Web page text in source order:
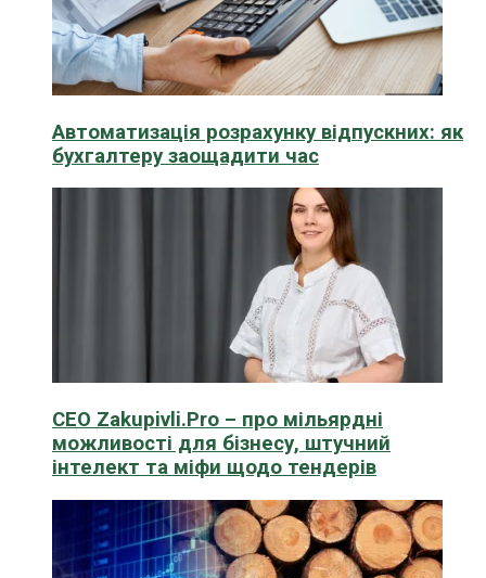
Автоматизація розрахунку відпускних: як
бухгалтеру заощадити час
CEO Zakupivli.Pro – про мільярдні
можливості для бізнесу, штучний
інтелект та міфи щодо тендерів